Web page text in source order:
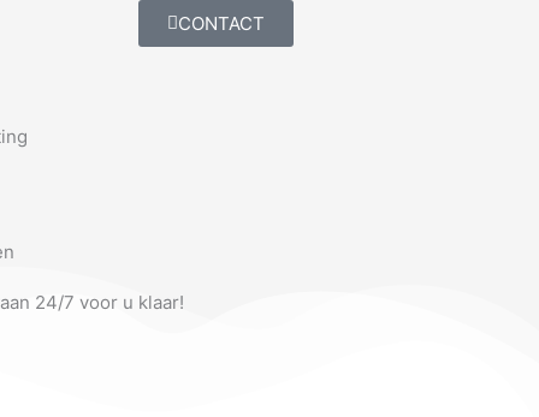
CONTACT
24/7 voor u klaar!